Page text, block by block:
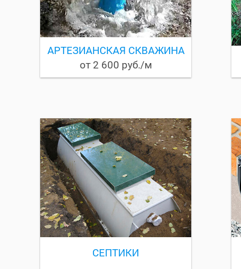
АРТЕЗИАНСКАЯ СКВАЖИНА
от 2 600 руб./м
СЕПТИКИ